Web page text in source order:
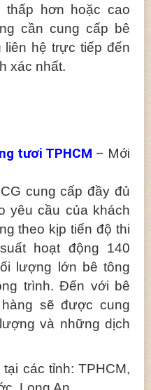
hơn hoặc cao
cần cung cấp bê
hệ trực tiếp đến
xác nhất.
tươi TPHCM – Mới
cung cấp đầy đủ
yêu cầu của khách
theo kịp tiến độ thi
hoạt động 140
lượng lớn bê tông
trình. Đến với bê
sẽ được cung
và những dịch
các tỉnh: TPHCM,